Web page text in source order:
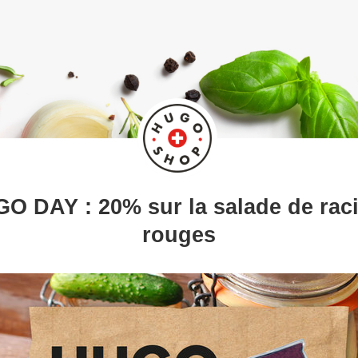
DAY : 20% sur la salade de
rouges